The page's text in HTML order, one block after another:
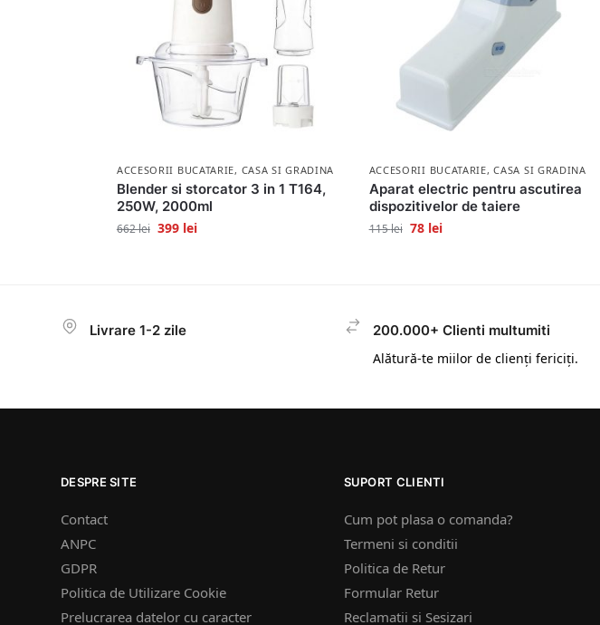
ACCESORII BUCATARIE, CASA SI GRADINA
Blender si storcator 3 in 1 T164,
250W, 2000ml
662lei 399 lei
ACCESORII BUCATARIE,CASA SI GRADINA
Aparat electric pentru ascutirea
dispozitivelor de taiere
115lei 78 lei
Livrare 1-2 zile
200.000+ Clienti multumiti
Alătură-te miilor de clienți fericiți.
DESPRE SITE
Contact
ANPC
GDPR
Politica de Utilizare Cookie
Prelucrarea datelor cu caracter
SUPORT CLIENTI
Cum pot plasa o comanda?
Termeni si conditii
Politica de Retur
Formular Retur
Reclamatii si Sesizari